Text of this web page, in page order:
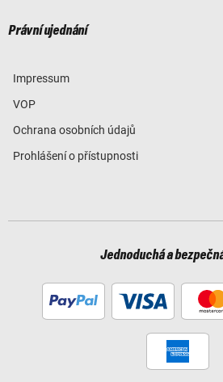
Právní ujednání
Impressum
VOP
Ochrana osobních údajů
Prohlášení o přístupnosti
Jednoduchá a